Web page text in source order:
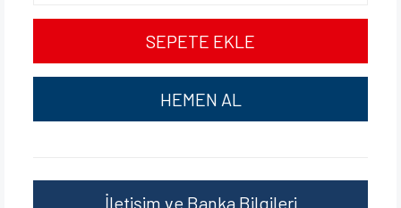
SEPETE EKLE
HEMEN AL
İletişim ve Banka Bilgileri